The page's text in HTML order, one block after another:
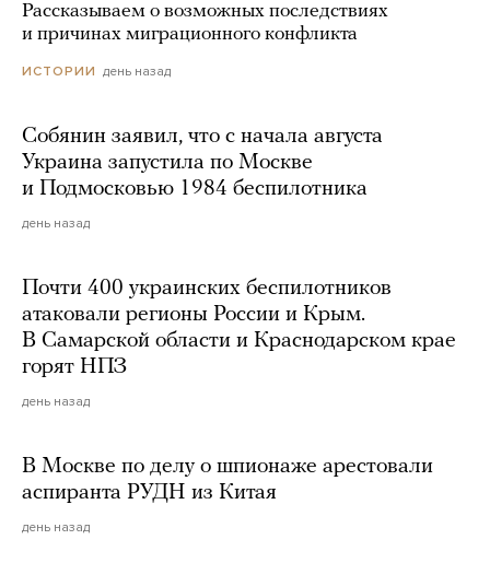
Рассказываем о возможных последствиях
и причинах миграционного конфликта
ИСТОРИИ день назад
Собянин заявил, что с начала августа
Украина запустила по Москве
и Подмосковью 1984 беспилотника
день назад
Почти 400 украинских беспилотников
атаковали регионы России и Крым.
В Самарской области и Краснодарском крае
горят НПЗ
день назад
В Москве по делу о шпионаже арестовали
аспиранта РУДН из Китая
день назад